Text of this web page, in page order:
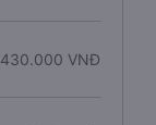
430.000 VNĐ